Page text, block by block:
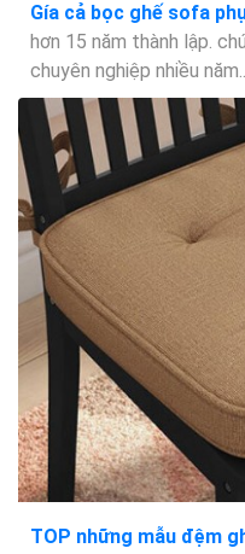
Gía cả bọc ghế sofa
hơn 15 năm thành lập.
chuyên nghiệp nhiều
TOP những mẫu đệm